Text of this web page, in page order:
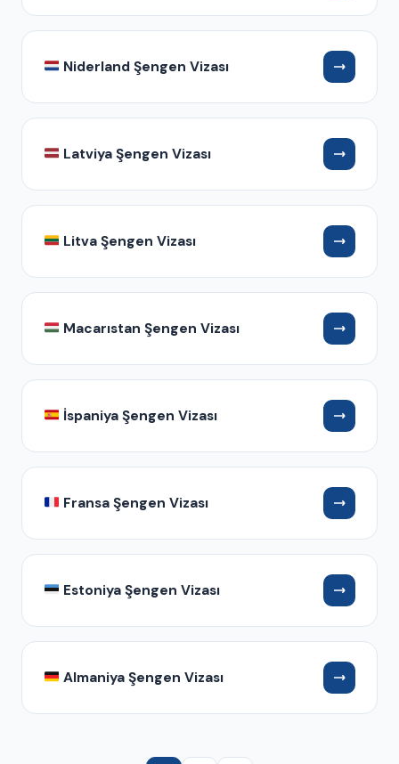
Niderland Şengen Vizası
Latviya Şengen Vizası
Litva Şengen Vizası
Macarıstan Şengen Vizası
İspaniya Şengen Vizası
Fransa Şengen Vizası
Estoniya Şengen Vizası
Almaniya Şengen Vizası